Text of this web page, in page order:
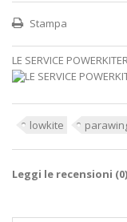
Stampa
LE SERVICE
lowkite
Leggi le recensioni (0)